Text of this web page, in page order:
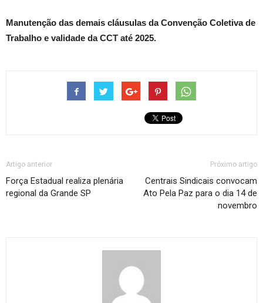
Manutenção das demais cláusulas da Convenção Coletiva de
Trabalho e validade da CCT até 2025.
Artigo anterior
Força Estadual realiza plenária
regional da Grande SP
Próximo artigo
Centrais Sindicais convocam
Ato Pela Paz para o dia 14 de
novembro